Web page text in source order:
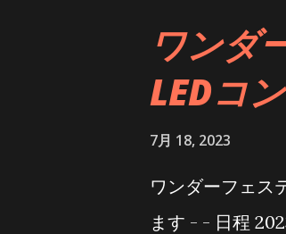
ワンダ
LEDコ
7月 18, 2023
ワンダーフェス
ます - - 日程